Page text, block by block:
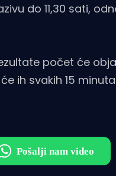
do 11,30 sati,
počet će
ih svakih 15